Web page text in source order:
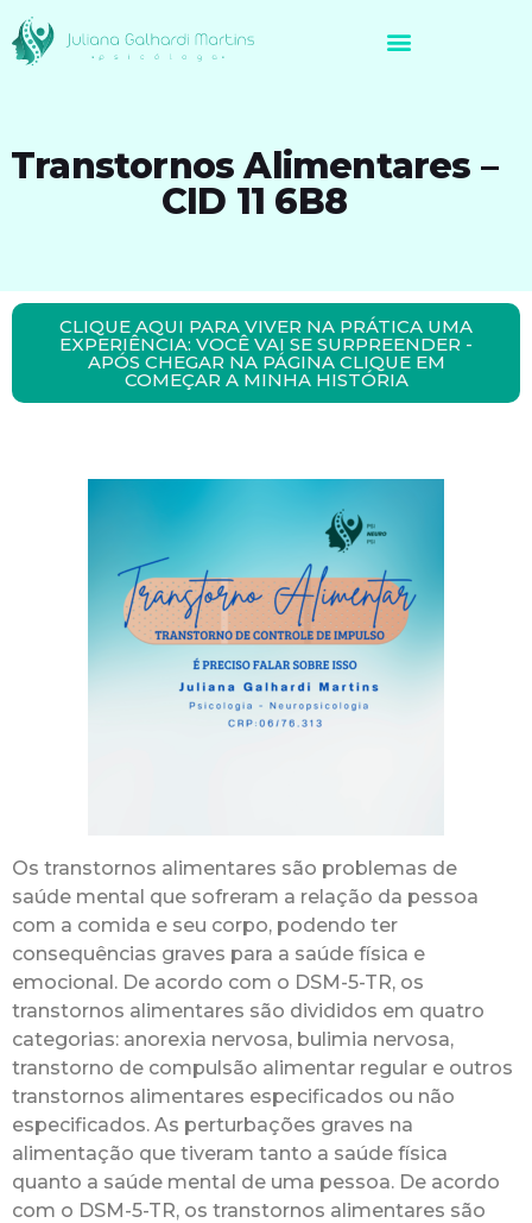
Transtornos Alimentares –
CID 11 6B8
CLIQUE AQUI PARA VIVER NA PRÁTICA UMA
EXPERIÊNCIA: VOCÊ VAI SE SURPREENDER -
APÓS CHEGAR NA PÁGINA CLIQUE EM
COMEÇAR A MINHA HISTÓRIA
Os transtornos alimentares são problemas de
saúde mental que sofreram a relação da pessoa
com a comida e seu corpo, podendo ter
consequências graves para a saúde física e
emocional. De acordo com o DSM-5-TR, os
transtornos alimentares são divididos em quatro
categorias: anorexia nervosa, bulimia nervosa,
transtorno de compulsão alimentar regular e outros
transtornos alimentares especificados ou não
especificados. As perturbações graves na
alimentação que tiveram tanto a saúde física
quanto a saúde mental de uma pessoa. De acordo
com o DSM-5-TR, os transtornos alimentares são